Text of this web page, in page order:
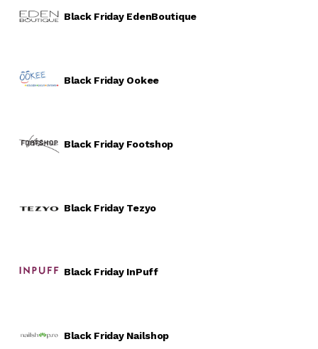
Black Friday EdenBoutique
Black Friday Ookee
Black Friday Footshop
Black Friday Tezyo
Black Friday InPuff
Black Friday Nailshop